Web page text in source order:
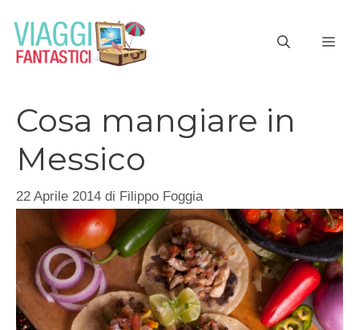
contenuto
Cosa mangiare in
Messico
22 Aprile 2014 di Filippo Foggia